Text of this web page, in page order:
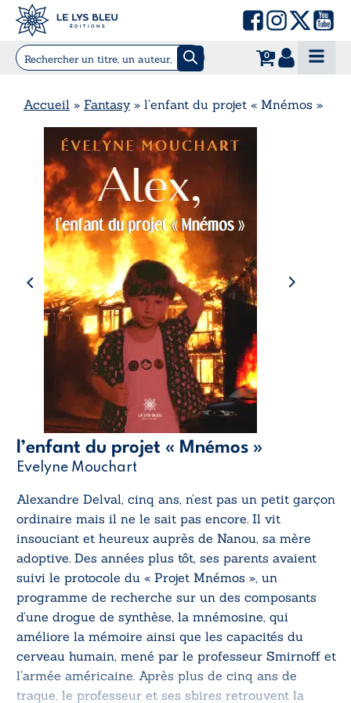
0
Accueil » Fantasy» l’enfant du projet « Mnémos »
l’enfant du projet « Mnémos »
Evelyne Mouchart
Alexandre Delval, cinq ans, n’est pas un petit garçon
ordinaire mais il ne le sait pas encore. Il vit
insouciant et heureux auprès de Nanou, sa mère
adoptive. Des années plus tôt, ses parents avaient
suivi le protocole du « Projet Mnémos », un
programme de recherche sur un des composants
d’une drogue de synthèse, la mnémosine, qui
améliore la mémoire ainsi que les capacités du
cerveau humain, mené par le professeur Smirnoff et
l’armée américaine. Après plus de cinq ans de
traque, le professeur et ses sbires retrouvent la